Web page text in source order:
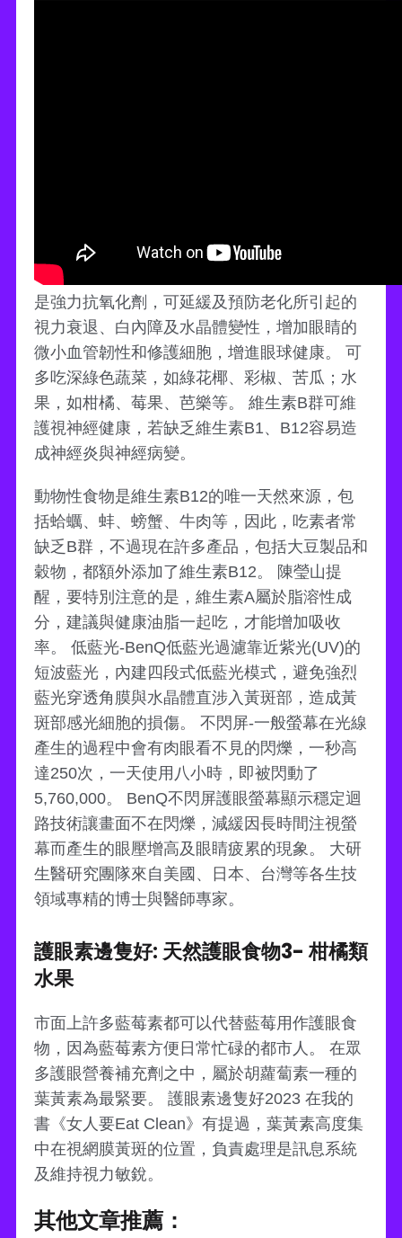
是強力抗氧化劑，可延緩及預防老化所引起的
視力衰退、白內障及水晶體變性，增加眼睛的
微小血管韌性和修護細胞，增進眼球健康。 可
多吃深綠色蔬菜，如綠花椰、彩椒、苦瓜；水
果，如柑橘、莓果、芭樂等。 維生素B群可維
護視神經健康，若缺乏維生素B1、B12容易造
成神經炎與神經病變。
動物性食物是維生素B12的唯一天然來源，包
括蛤蠣、蚌、螃蟹、牛肉等，因此，吃素者常
缺乏B群，不過現在許多產品，包括大豆製品和
穀物，都額外添加了維生素B12。 陳瑩山提
醒，要特別注意的是，維生素A屬於脂溶性成
分，建議與健康油脂一起吃，才能增加吸收
率。 低藍光-BenQ低藍光過濾靠近紫光(UV)的
短波藍光，內建四段式低藍光模式，避免強烈
藍光穿透角膜與水晶體直涉入黃斑部，造成黃
斑部感光細胞的損傷。 不閃屏-一般螢幕在光線
產生的過程中會有肉眼看不見的閃爍，一秒高
達250次，一天使用八小時，即被閃動了
5,760,000。 BenQ不閃屏護眼螢幕顯示穩定迴
路技術讓畫面不在閃爍，減緩因長時間注視螢
幕而產生的眼壓增高及眼睛疲累的現象。 大研
生醫研究團隊來自美國、日本、台灣等各生技
領域專精的博士與醫師專家。
護眼素邊隻好: 天然護眼食物3- 柑橘類
水果
市面上許多藍莓素都可以代替藍莓用作護眼食
物，因為藍莓素方便日常忙碌的都市人。 在眾
多護眼營養補充劑之中，屬於胡蘿蔔素一種的
葉黃素為最緊要。 護眼素邊隻好2023 在我的
書《女人要Eat Clean》有提過，葉黃素高度集
中在視網膜黃斑的位置，負責處理是訊息系統
及維持視力敏銳。
其他文章推薦：